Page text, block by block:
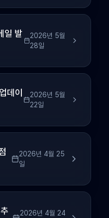
일 발
2026년 5월
28일
데이
2026년 5월
22일
2026년 4월 25
일
2026년 4월 24